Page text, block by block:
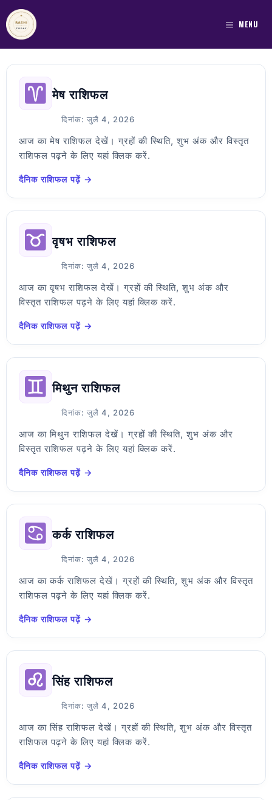
Skip
to
content
MENU
मेष राशिफल
दिनांक: जुलै 4, 2026
आज का मेष राशिफल देखें। ग्रहों की स्थिति, शुभ अंक और विस्तृत
राशिफल पढ़ने के लिए यहां क्लिक करें.
दैनिक राशिफल पढ़ें →
वृषभ राशिफल
दिनांक: जुलै 4, 2026
आज का वृषभ राशिफल देखें। ग्रहों की स्थिति, शुभ अंक और
विस्तृत राशिफल पढ़ने के लिए यहां क्लिक करें.
दैनिक राशिफल पढ़ें →
मिथुन राशिफल
दिनांक: जुलै 4, 2026
आज का मिथुन राशिफल देखें। ग्रहों की स्थिति, शुभ अंक और
विस्तृत राशिफल पढ़ने के लिए यहां क्लिक करें.
दैनिक राशिफल पढ़ें →
कर्क राशिफल
दिनांक: जुलै 4, 2026
आज का कर्क राशिफल देखें। ग्रहों की स्थिति, शुभ अंक और विस्तृत
राशिफल पढ़ने के लिए यहां क्लिक करें.
दैनिक राशिफल पढ़ें →
सिंह राशिफल
दिनांक: जुलै 4, 2026
आज का सिंह राशिफल देखें। ग्रहों की स्थिति, शुभ अंक और विस्तृत
राशिफल पढ़ने के लिए यहां क्लिक करें.
दैनिक राशिफल पढ़ें →